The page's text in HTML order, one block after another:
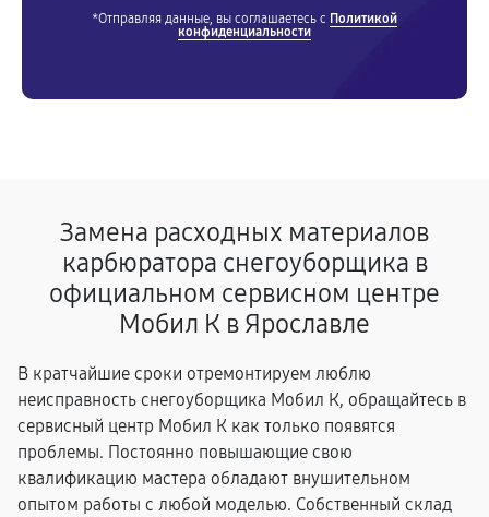
*Отправляя данные, вы соглашаетесь с Политикой
конфиденциальности
Замена расходных материалов
карбюратора снегоуборщика в
официальном сервисном центре
Мобил К в Ярославле
В кратчайшие сроки отремонтируем люблю
неисправность снегоуборщика Мобил К, обращайтесь в
сервисный центр Мобил К как только появятся
проблемы. Постоянно повышающие свою
квалификацию мастера обладают внушительном
опытом работы с любой моделью. Собственный склад